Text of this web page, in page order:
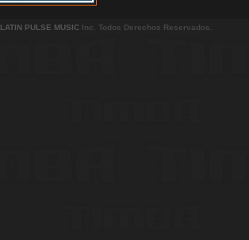
LATIN PULSE MUSIC Inc. Todos Derechos Reservados.